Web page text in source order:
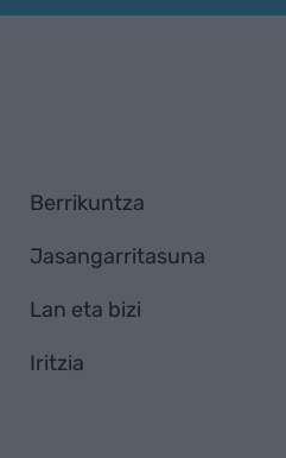
Berrikuntza
Jasangarritasuna
Lan eta bizi
Iritzia